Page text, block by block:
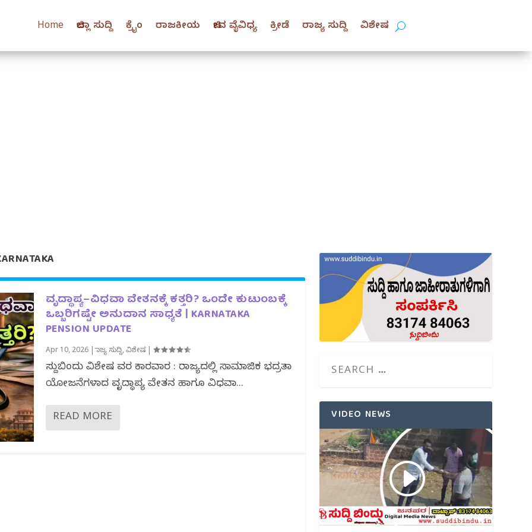
Home ಜಿಲ್ಲಾ ಸುದ್ದಿ ಕ್ರೈಂ ರಾಜಕೀಯ ಜೀವ ವೈವಿಧ್ಯ ಕ್ರೀಡೆ ರಾಜ್ಯ ಸುದ್ದಿ ವಿಶೇಷ
ವೃದ್ಧಾಪ್ಯ–ವಿಧವಾ ವೇತನಕ್ಕೆ ಕತ್ತರಿ? ಒಂದೇ ಕುಟುಂಬಕ್ಕೆ
ಒಬ್ಬರಿಗಷ್ಟೇ ಅನುದಾನ ಸಾಧ್ಯತೆ | KARNATAKA
PENSION UPDATE
Apr 10, 2026|ರಾಜ್ಯ ಸುದ್ದಿ,ವಿಶೇಷ|
ಸುದ್ದಿಬಿಂದು ವಿಶೇಷ ವರದಿ ಕಾರವಾರ : ರಾಜ್ಯದಲ್ಲಿ ಸಾಮಾಜಿಕ ಭದ್ರತಾ
ಯೋಜನೆಗಳಾದ ವೃದ್ಧಾಪ್ಯ ವೇತನ ಹಾಗೂ ವಿಧವಾ...
READ MORE VIDEO NEWS